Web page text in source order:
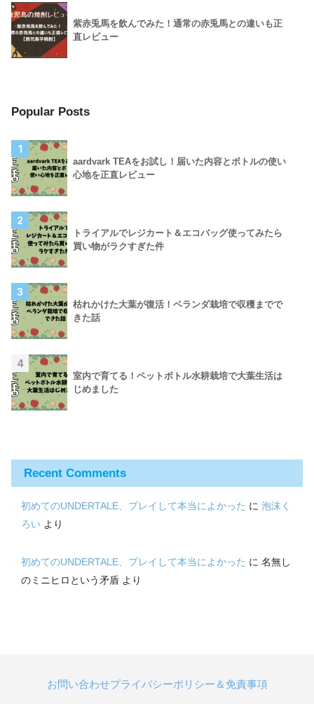
紫赤兎馬を飲んでみた！通常の赤兎馬との違いも正
直レビュー
Popular Posts
1
aardvark TEAをお試し！届いた内容とボトルの使い
心地を正直レビュー
2
トライアルでレジカート＆エコバッグ使ってみたら
買い物がラクすぎた件
3
枯れかけた大葉が復活！ベランダ栽培で収穫までで
きた話
4
室内で育てる！ペットボトル水耕栽培で大葉生活は
じめました
Recent Comments
初めてのUNDERTALE、プレイして本当によかった に 泡沫く
ろい より
初めてのUNDERTALE、プレイして本当によかった に 名無し
のミニヒロという矛盾 より
お問い合わせプライバシーポリシー＆免責事項